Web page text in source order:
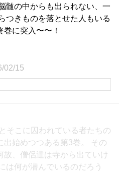
髄の中からも出られない、一
つきものを落とせた人もいる
に突入〜〜！
02/15
そこに囚われている者たちの
出始めつつある第3巻。 その
故、僧侶達は寺から出ていけ
は何が潜んでいるのだろう